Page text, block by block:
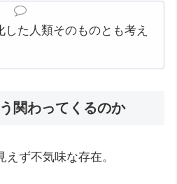
た人類そのものとも考え
関わってくるのか
ず不気味な存在。